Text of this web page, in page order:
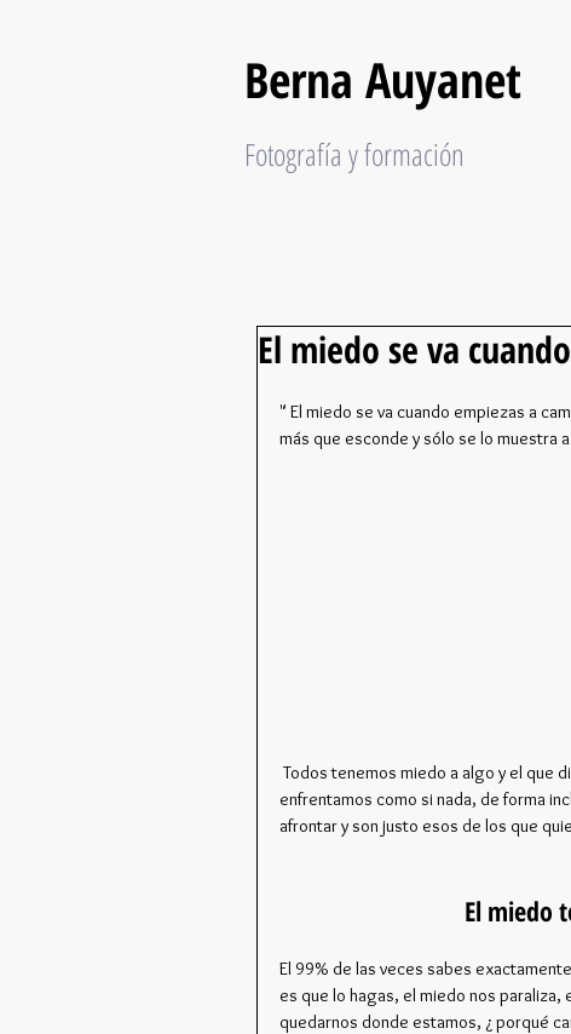
Berna Auyanet
Fotografía y formación
El miedo se va
" El miedo se va cuando empiezas a
más que esconde y sólo se lo muestra
enfrentamos como si nada, de forma
afrontar y son justo esos de los que
El miedo
El 99% de las veces sabes
es que lo hagas, el miedo nos paraliza,
quedarnos donde estamos, ¿ porqué